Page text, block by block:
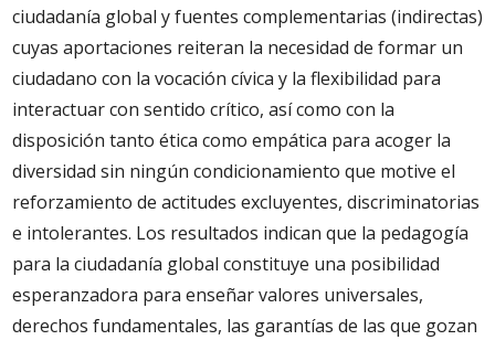
ciudadanía global y fuentes complementarias (indirectas)
cuyas aportaciones reiteran la necesidad de formar un
ciudadano con la vocación cívica y la flexibilidad para
interactuar con sentido crítico, así como con la
disposición tanto ética como empática para acoger la
diversidad sin ningún condicionamiento que motive el
reforzamiento de actitudes excluyentes, discriminatorias
e intolerantes. Los resultados indican que la pedagogía
para la ciudadanía global constituye una posibilidad
esperanzadora para enseñar valores universales,
derechos fundamentales, las garantías de las que gozan